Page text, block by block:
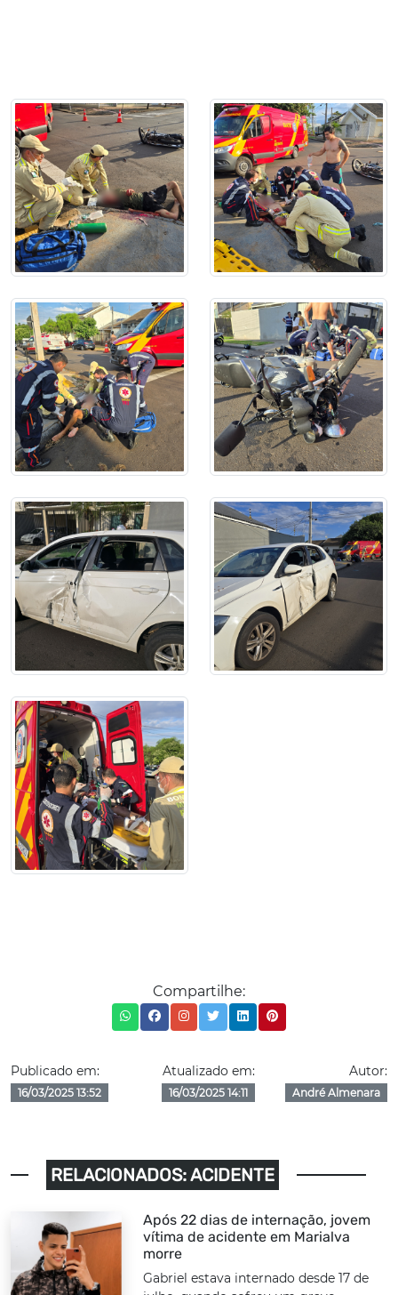
Compartilhe:
Publicado em:
16/03/2025 13:52
Atualizado em:
16/03/2025 14:11
Autor:
André Almenara
RELACIONADOS: ACIDENTE
Após 22 dias de internação, jovem
vítima de acidente em Marialva
morre
Gabriel estava internado desde 17 de